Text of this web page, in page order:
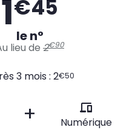
1€45
le n°
lieu de 2€90
3 mois : 2€50
+
Numérique